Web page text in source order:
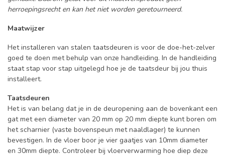
herroepingsrecht en kan het niet worden geretourneerd.
Maatwijzer
Het installeren van stalen taatsdeuren is voor de doe-het-zelver
goed te doen met behulp van onze handleiding. In de handleiding
staat stap voor stap uitgelegd hoe je de taatsdeur bij jou thuis
installeert.
Taatsdeuren
Het is van belang dat je in de deuropening aan de bovenkant een
gat met een diameter van 20 mm op 20 mm diepte kunt boren om
het scharnier (vaste bovenspeun met naaldlager) te kunnen
bevestigen. In de vloer boor je vier gaatjes van 10mm diameter
en 30mm diepte. Controleer bij vloerverwarming hoe diep deze